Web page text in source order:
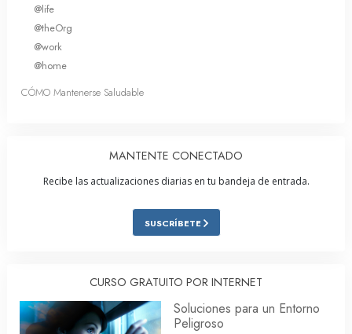
@life
@theOrg
@work
@home
CÓMO Mantenerse Saludable
MANTENTE CONECTADO
Recibe las actualizaciones diarias en tu bandeja de entrada.
SUSCRÍBETE
CURSO GRATUITO POR INTERNET
Soluciones para un Entorno
Peligroso